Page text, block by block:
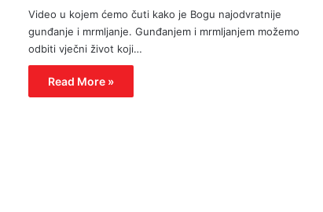
Video u kojem ćemo čuti kako je Bogu najodvratnije
gunđanje i mrmljanje. Gunđanjem i mrmljanjem možemo
odbiti vječni život koji…
Read More »